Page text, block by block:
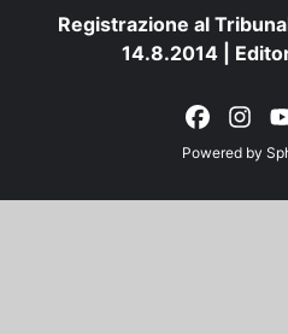
Registrazione al
14.8.2014 |
Powered by